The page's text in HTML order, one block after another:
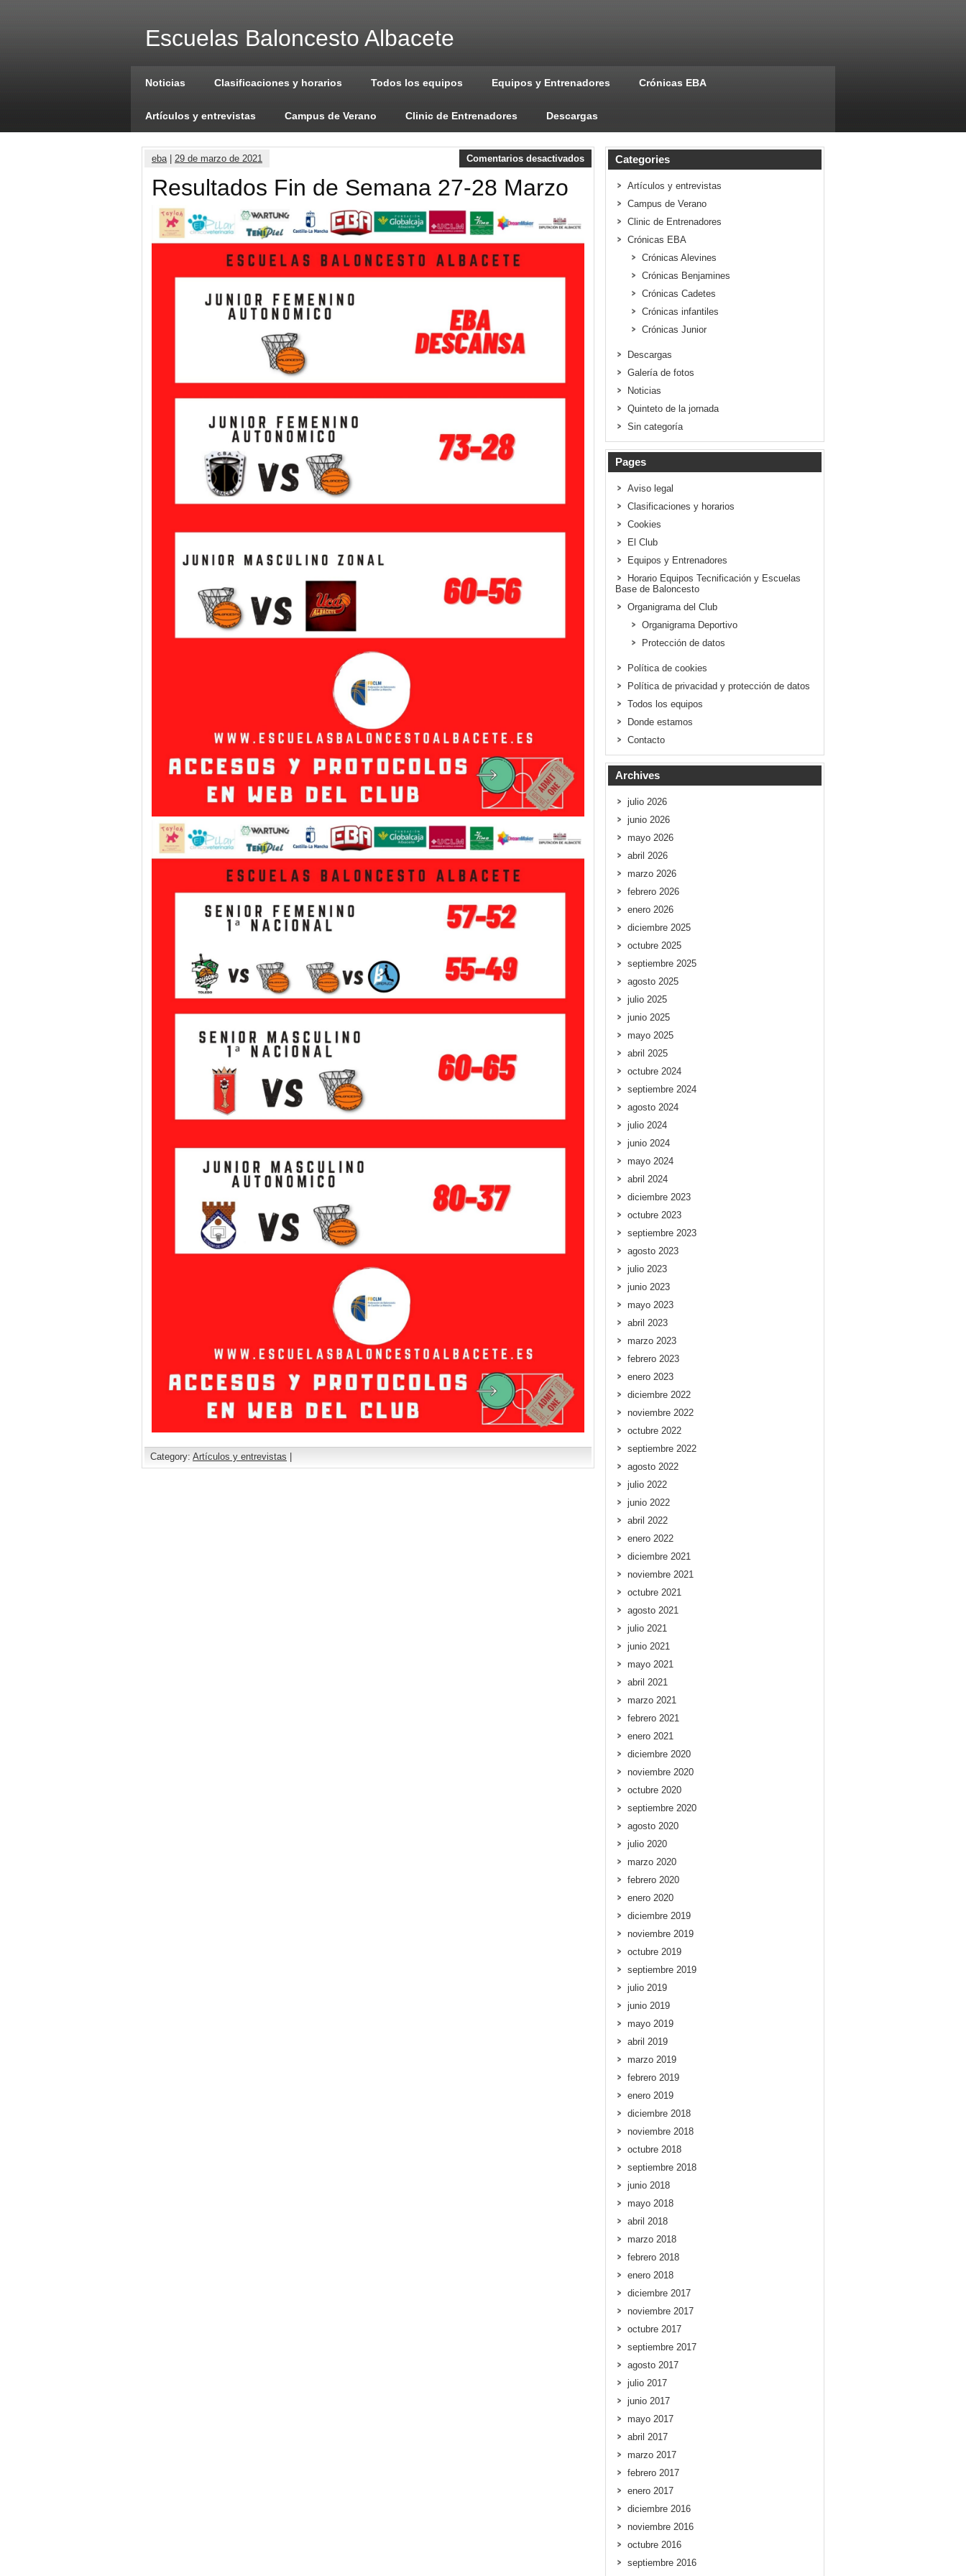
Escuelas Baloncesto Albacete
Noticias Clasificaciones y horarios Todos los equipos Equipos y Entrenadores Crónicas EBA
Artículos y entrevistas Campus de Verano Clinic de Entrenadores Descargas
eba| 29 de marzo de 2021 Comentarios desactivados
Resultados Fin de Semana 27-28 Marzo
Category: Artículos y entrevistas
Categories
Artículos y entrevistas
Campus de Verano
Clinic de Entrenadores
Crónicas EBA
Crónicas Alevines
Crónicas Benjamines
Crónicas Cadetes
Crónicas infantiles
Crónicas Junior
Descargas
Galería de fotos
Noticias
Quinteto de la jornada
Sin categoría
Pages
Aviso legal
Clasificaciones y horarios
Cookies
El Club
Equipos y Entrenadores
Horario Equipos Tecnificación y Escuelas
Base de Baloncesto
Organigrama del Club
Organigrama Deportivo
Protección de datos
Política de cookies
Política de privacidad y protección de datos
Todos los equipos
Donde estamos
Contacto
Archives
julio 2026
junio 2026
mayo 2026
abril 2026
marzo 2026
febrero 2026
enero 2026
diciembre 2025
octubre 2025
septiembre 2025
agosto 2025
julio 2025
junio 2025
mayo 2025
abril 2025
octubre 2024
septiembre 2024
agosto 2024
julio 2024
junio 2024
mayo 2024
abril 2024
diciembre 2023
octubre 2023
septiembre 2023
agosto 2023
julio 2023
junio 2023
mayo 2023
abril 2023
marzo 2023
febrero 2023
enero 2023
diciembre 2022
noviembre 2022
octubre 2022
septiembre 2022
agosto 2022
julio 2022
junio 2022
abril 2022
enero 2022
diciembre 2021
noviembre 2021
octubre 2021
agosto 2021
julio 2021
junio 2021
mayo 2021
abril 2021
marzo 2021
febrero 2021
enero 2021
diciembre 2020
noviembre 2020
octubre 2020
septiembre 2020
agosto 2020
julio 2020
marzo 2020
febrero 2020
enero 2020
diciembre 2019
noviembre 2019
octubre 2019
septiembre 2019
julio 2019
junio 2019
mayo 2019
abril 2019
marzo 2019
febrero 2019
enero 2019
diciembre 2018
noviembre 2018
octubre 2018
septiembre 2018
junio 2018
mayo 2018
abril 2018
marzo 2018
febrero 2018
enero 2018
diciembre 2017
noviembre 2017
octubre 2017
septiembre 2017
agosto 2017
julio 2017
junio 2017
mayo 2017
abril 2017
marzo 2017
febrero 2017
enero 2017
diciembre 2016
noviembre 2016
octubre 2016
septiembre 2016